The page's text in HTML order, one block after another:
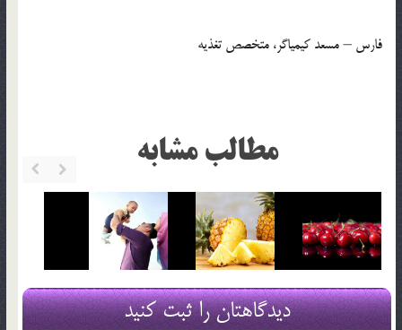
فارس – مسعد کیمیاگر، متخصص تغذیه
مطالب مشابه
دیدگاهتان را ثبت کنید